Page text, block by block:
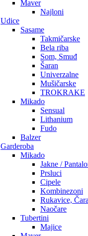
Maver
Najloni
Udice
Sasame
Takmičarske
Bela riba
Som, Smuđ
Šaran
Univerzalne
Mušičarske
TROKRAKE
Mikado
Sensual
Lithanium
Fudo
Balzer
Garderoba
Mikado
Jakne /
Prsluci
Cipele
Kombinezoni
Rukavice,
Naočare
Tubertini
Majice